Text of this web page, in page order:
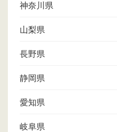
神奈川県
山梨県
長野県
静岡県
愛知県
岐阜県